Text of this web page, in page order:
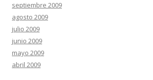
septiembre 2009
agosto 2009
julio 2009
junio 2009
mayo 2009
abril 2009